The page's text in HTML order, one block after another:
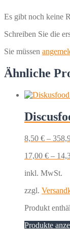
Es gibt noch keine
Schreiben Sie die
Sie müssen
Ähnliche
8,50 € –
17,00 € –
inkl. MwSt.
zzgl.
Produkt
Produkte